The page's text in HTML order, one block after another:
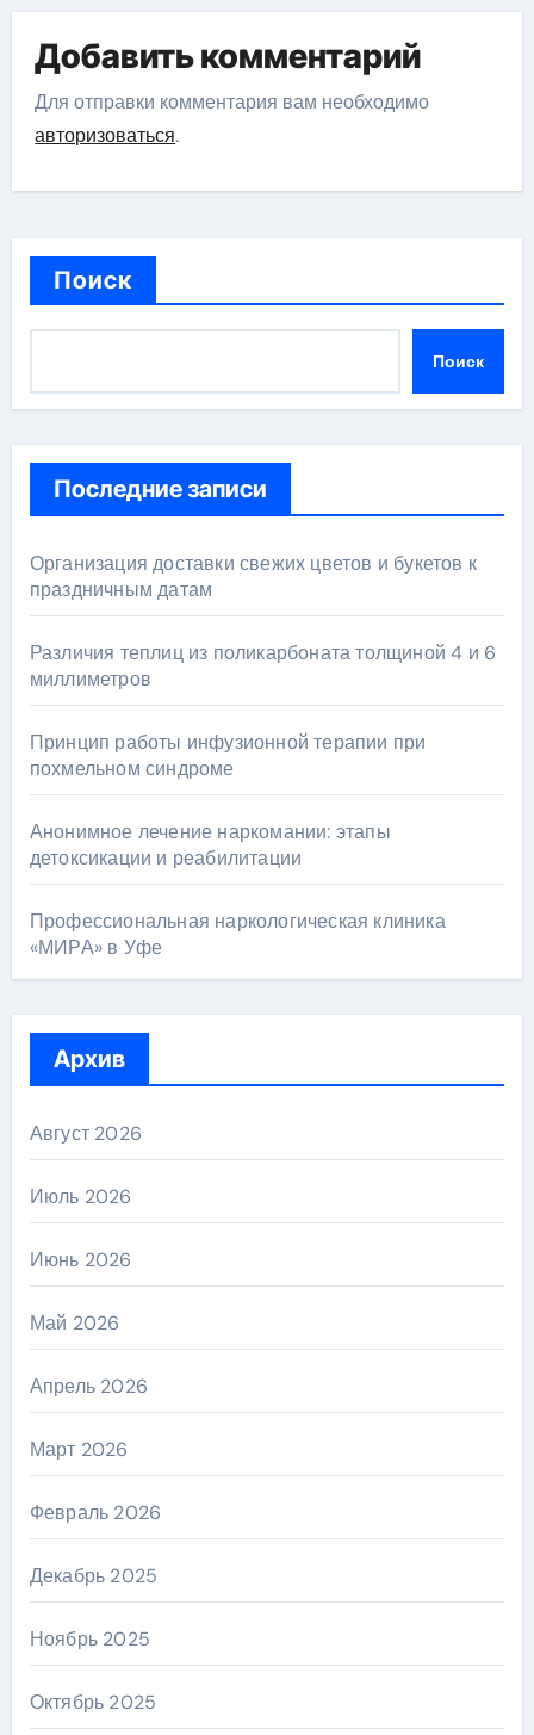
Добавить комментарий
Для отправки комментария вам необходимо
авторизоваться.
Поиск
Поиск
Последние записи
Организация доставки свежих цветов и букетов к
праздничным датам
Различия теплиц из поликарбоната толщиной 4 и 6
миллиметров
Принцип работы инфузионной терапии при
похмельном синдроме
Анонимное лечение наркомании: этапы
детоксикации и реабилитации
Профессиональная наркологическая клиника
«МИРА» в Уфе
Архив
Август 2026
Июль 2026
Июнь 2026
Май 2026
Апрель 2026
Март 2026
Февраль 2026
Декабрь 2025
Ноябрь 2025
Октябрь 2025